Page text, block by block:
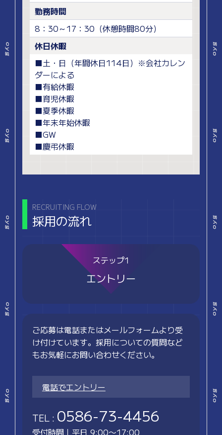
勤務時間
8：30～17：30（休憩時間80分）
休日休暇
■土・日（年間休日114日）※会社カレン
ダーによる
■有給休暇
■育児休暇
■夏季休暇
■年末年始休暇
■GW
■慶弔休暇
RECRUITING FLOW
採用の流れ
ステップ1
エントリー
ご応募は電話またはメールフォームより受
け付けています。採用についての質問など
もお気軽にお問い合わせください。
電話でエントリー
TEL : 0586-73-4456
受付時間｜平日 9:00〜17:00